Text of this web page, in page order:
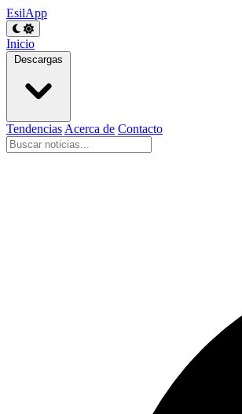
EsilApp
Inicio
Descargas
Tendencias Acerca de Contacto